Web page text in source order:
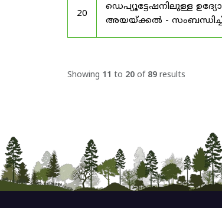
20
ഡെപ്യൂട്ടേഷനിലുള്ള
അയയ്ക്കൽ -
Showing 11 to 20 of 89 results